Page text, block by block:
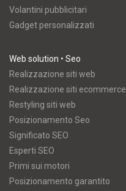
Volantini pubblicitari
Gadget personalizzati
Web solution • Seo
Realizzazione siti web
Realizzazione siti ecommerce
Restyling siti web
Posizionamento Seo
Significato SEO
Esperti SEO
Primi sui motori
Posizionamento garantito